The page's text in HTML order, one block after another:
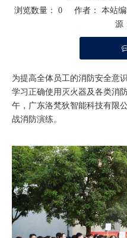
浏览数量： 0作者： 本站编
源
为提高全体员工的消防安全意
学习正确使用灭火器及各类消
午，广东洛梵狄智能科技有限
战消防演练。